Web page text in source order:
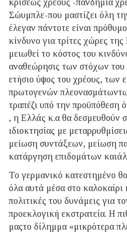
Σώυμπλε-που μαστίζει όλη
έλεγαν πάντοτε είναι
κίνδυνο για τρίτες χώρες
μειωθεί το κόστος του
αναθεώρησις των στόχων
ετήσιο ύψος του χρέους, των
πρωτογενών
τραπέζι υπό την προϋπόθεση
, η Ελλάς κ.α θα δεσμευθούν
ιδιοκτησίας με
μείωση συντάξεων, μείωση
κατάργηση επιδομάτων
Το γερμανικό κατεστημένο
όλα αυτά μέσα στο καλοκαίρι
πολιτικές του δυνάμεις για
προεκλογική εκστρατεία. Η
μαςτο δίλημμα «μικρότερα